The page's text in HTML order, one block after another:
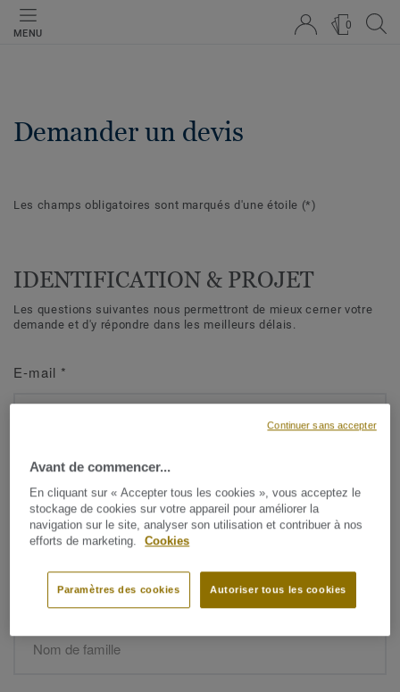
MENU
0
Demander un devis
Les champs obligatoires sont marqués d'une étoile (*)
IDENTIFICATION & PROJET
Les questions suivantes nous permettront de mieux cerner votre
demande et d'y répondre dans les meilleurs délais.
E-mail *
Prénom*
Avant de commencer...
En cliquant sur « Accepter tous les cookies », vous acceptez le
stockage de cookies sur votre appareil pour améliorer la
navigation sur le site, analyser son utilisation et contribuer à nos
efforts de marketing.
Cookies
Autoriser tous les cookies
Paramètres des cookies
Continuer sans accepter